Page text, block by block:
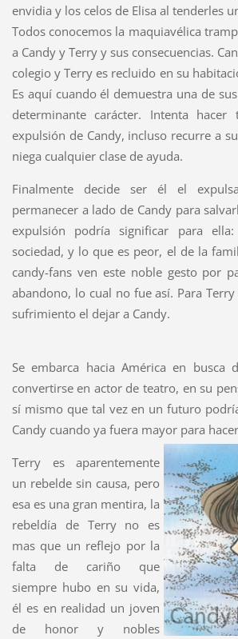
envidia y los celos de Elisa al tenderles
Todos conocemos la maquiavélica
a Candy y Terry y sus consecuencias.
colegio y Terry es recluido en su
Es aquí cuando él demuestra una de
determinante carácter. Intenta
expulsión de Candy, incluso recurre a
niega cualquier clase de ayuda.
Finalmente decide ser él el
permanecer a lado de Candy para
expulsión podría significar para
sociedad, y lo que es peor, el de la
candy-fans ven este noble gesto por
abandono, lo cual no fue así. Para
sufrimiento el dejar a Candy.
Se embarca hacia América en busca
convertirse en actor de teatro, en su
sí mismo que tal vez en un futuro
Candy cuando ya fuera mayor para
Terry es aparentemente
un rebelde sin causa, pero
esa es una gran mentira, la
rebeldía de Terry no es
mas que un reflejo por la
falta de cariño que
siempre hubo en su vida,
él es en realidad un joven
de honor y nobles